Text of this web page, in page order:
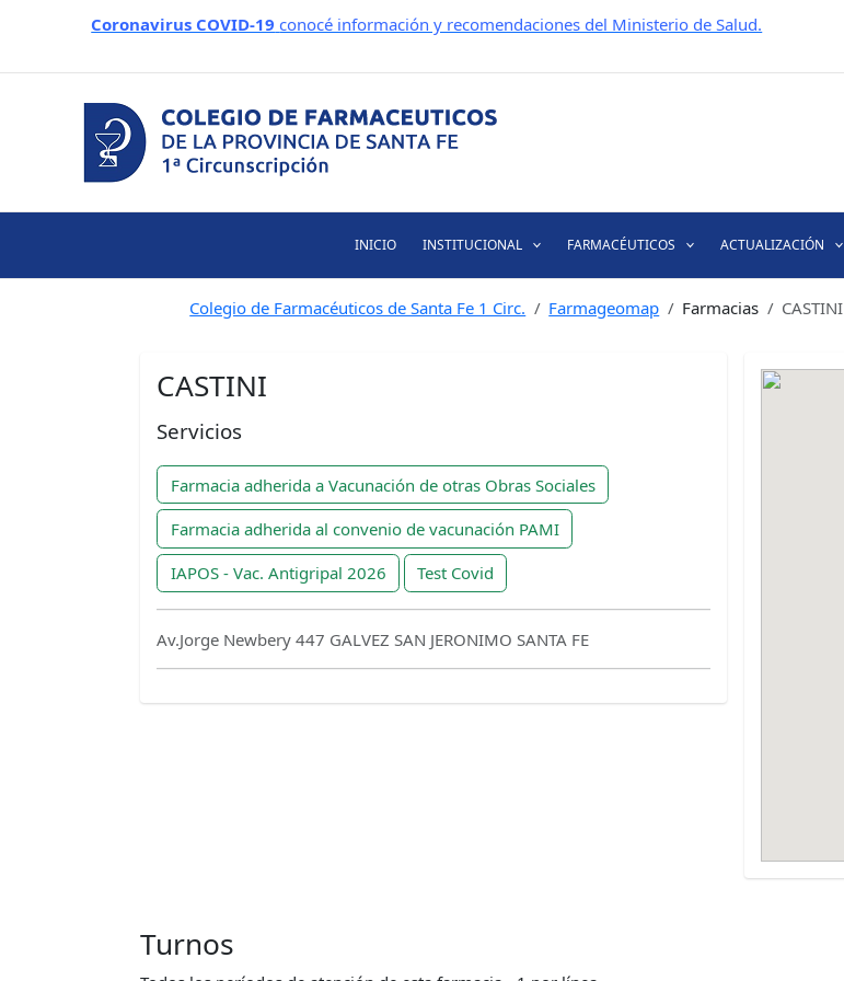
Coronavirus COVID-19 conocé información y recomendaciones del Ministerio de Salud.
INICIO INSTITUCIONAL FARMACÉUTICOS ACTUALIZACIÓN
Colegio de Farmacéuticos de Santa Fe 1 Circ. Farmageomap Farmacias CASTINI
CASTINI
Servicios
Farmacia adherida a Vacunación de otras Obras Sociales
Farmacia adherida al convenio de vacunación PAMI
IAPOS - Vac. Antigripal 2026 Test Covid
Av.Jorge Newbery 447 GALVEZ SAN JERONIMO SANTA FE
Turnos